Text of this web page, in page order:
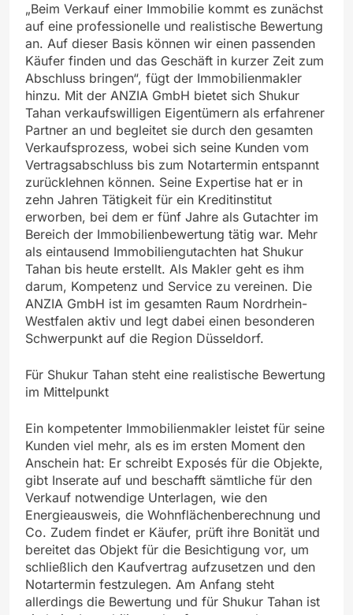
„Beim Verkauf einer Immobilie kommt es zunächst
auf eine professionelle und realistische Bewertung
an. Auf dieser Basis können wir einen passenden
Käufer finden und das Geschäft in kurzer Zeit zum
Abschluss bringen“, fügt der Immobilienmakler
hinzu. Mit der ANZIA GmbH bietet sich Shukur
Tahan verkaufswilligen Eigentümern als erfahrener
Partner an und begleitet sie durch den gesamten
Verkaufsprozess, wobei sich seine Kunden vom
Vertragsabschluss bis zum Notartermin entspannt
zurücklehnen können. Seine Expertise hat er in
zehn Jahren Tätigkeit für ein Kreditinstitut
erworben, bei dem er fünf Jahre als Gutachter im
Bereich der Immobilienbewertung tätig war. Mehr
als eintausend Immobiliengutachten hat Shukur
Tahan bis heute erstellt. Als Makler geht es ihm
darum, Kompetenz und Service zu vereinen. Die
ANZIA GmbH ist im gesamten Raum Nordrhein-
Westfalen aktiv und legt dabei einen besonderen
Schwerpunkt auf die Region Düsseldorf.
Für Shukur Tahan steht eine realistische Bewertung
im Mittelpunkt
Ein kompetenter Immobilienmakler leistet für seine
Kunden viel mehr, als es im ersten Moment den
Anschein hat: Er schreibt Exposés für die Objekte,
gibt Inserate auf und beschafft sämtliche für den
Verkauf notwendige Unterlagen, wie den
Energieausweis, die Wohnflächenberechnung und
Co. Zudem findet er Käufer, prüft ihre Bonität und
bereitet das Objekt für die Besichtigung vor, um
schließlich den Kaufvertrag aufzusetzen und den
Notartermin festzulegen. Am Anfang steht
allerdings die Bewertung und für Shukur Tahan ist